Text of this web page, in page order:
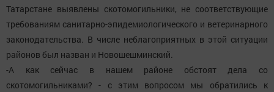
Татарстане выявлены скотомогильники, не соответствующие
требованиям санитарно-эпидемиологического и ветеринарного
законодательства. В числе неблагоприятных в этой ситуации
районов был назван и Новошешминский.
-А как сейчас в нашем районе обстоят дела со
скотомогильниками? - с этим вопросом мы обратились к